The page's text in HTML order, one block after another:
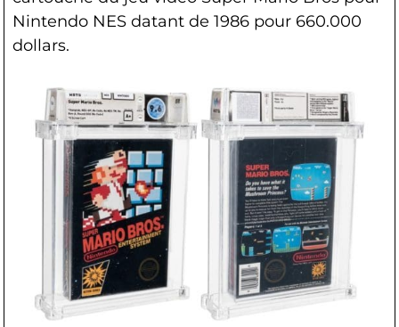
Nintendo NES datant de 1986 pour 660.000
dollars.